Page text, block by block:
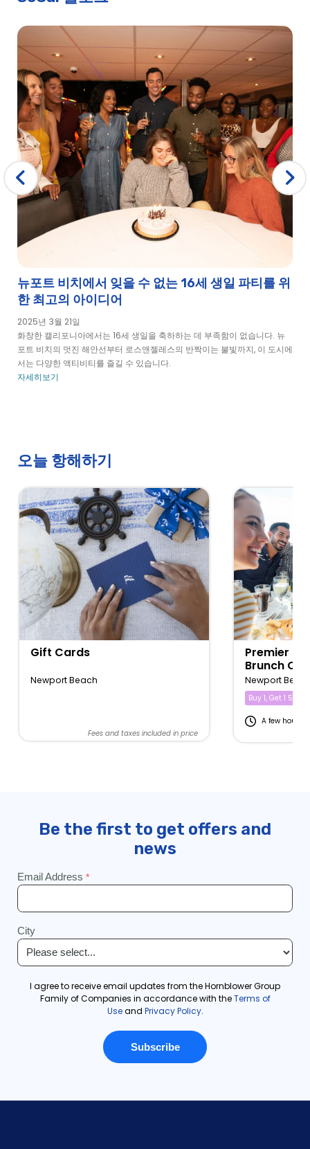
뉴포트 비치에서 잊을 수 없는 16세 생일 파티를 위
한 최고의 아이디어
2025년 3월 21일
화창한 캘리포니아에서는 16세 생일을 축하하는 데 부족함이 없습니다. 뉴
포트 비치의 멋진 해안선부터 로스앤젤레스의 반짝이는 불빛까지, 이 도시에
서는 다양한 액티비티를 즐길 수 있습니다.
자세히보기
오늘 항해하기
Gift Cards
Newport Beach
Fees and taxes included in price
Premier
Brunch
Newport
Buy 1, Get 1 50%
A few hours